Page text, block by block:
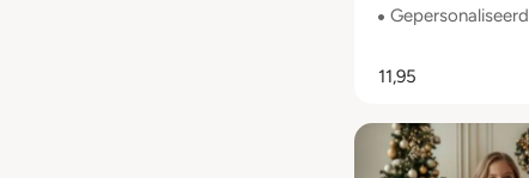
Gepersonaliseerd
11,95